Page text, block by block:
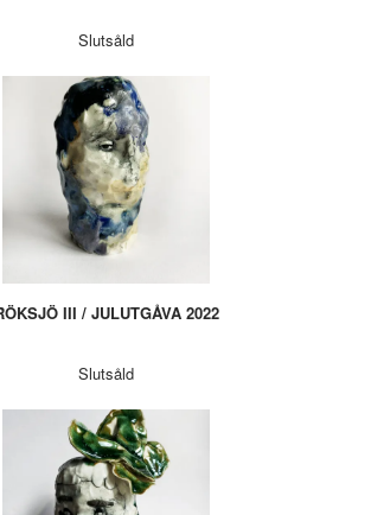
Slutsåld
III / JULUTGÅVA 2022
Slutsåld